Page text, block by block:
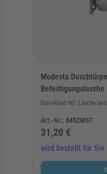
Modesta
Befestigungslasche
Glas-Wand 90°, Lasche
Art.-Nr.: 8452MS7
31,20 €
wird bestellt für Sie